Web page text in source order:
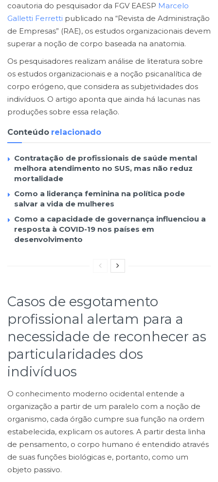
coautoria do pesquisador da FGV EAESP Marcelo
Galletti Ferretti publicado na “Revista de Administração
de Empresas” (RAE), os estudos organizacionais devem
superar a noção de corpo baseada na anatomia.
Os pesquisadores realizam análise de literatura sobre
os estudos organizacionais e a noção psicanalítica de
corpo erógeno, que considera as subjetividades dos
indivíduos. O artigo aponta que ainda há lacunas nas
produções sobre essa relação.
Conteúdo relacionado
Contratação de profissionais de saúde mental
melhora atendimento no SUS, mas não reduz
mortalidade
Como a liderança feminina na política pode
salvar a vida de mulheres
Como a capacidade de governança influenciou a
resposta à COVID-19 nos países em
desenvolvimento
Casos de esgotamento
profissional alertam para a
necessidade de reconhecer as
particularidades dos
indivíduos
O conhecimento moderno ocidental entende a
organização a partir de um paralelo com a noção de
organismo, cada órgão cumpre sua função na ordem
estabelecida, explicam os autores. A partir desta linha
de pensamento, o corpo humano é entendido através
de suas funções biológicas e, portanto, como um
objeto passivo.